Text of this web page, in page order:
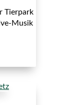
Tierpark
Musik